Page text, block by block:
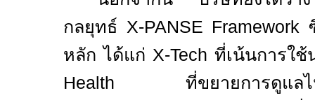
กลยุทธ์ X-PANSE Framework
หลัก ได้แก่ X-Tech ที่เน้นการใ
Health ที่ขยายการดูแล